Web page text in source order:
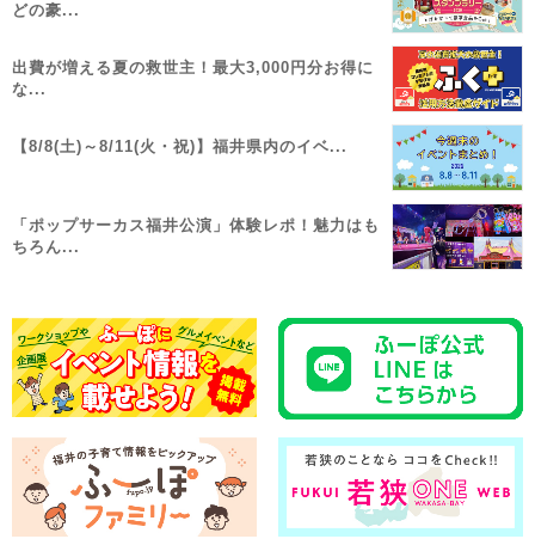
どの豪...
出費が増える夏の救世主！最大3,000円分お得に
な...
【8/8(土)～8/11(火・祝)】福井県内のイベ...
「ポップサーカス福井公演」体験レポ！魅力はも
ちろん...